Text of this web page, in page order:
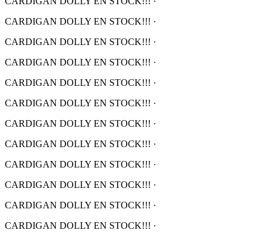
CARDIGAN DOLLY EN STOCK!!! ·
CARDIGAN DOLLY EN STOCK!!! ·
CARDIGAN DOLLY EN STOCK!!! ·
CARDIGAN DOLLY EN STOCK!!! ·
CARDIGAN DOLLY EN STOCK!!! ·
CARDIGAN DOLLY EN STOCK!!! ·
CARDIGAN DOLLY EN STOCK!!! ·
CARDIGAN DOLLY EN STOCK!!! ·
CARDIGAN DOLLY EN STOCK!!! ·
CARDIGAN DOLLY EN STOCK!!! ·
CARDIGAN DOLLY EN STOCK!!! ·